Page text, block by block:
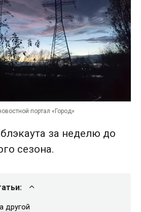
портал «Город»
за неделю до
сезона.
другой